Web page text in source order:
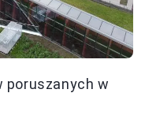
poruszanych w